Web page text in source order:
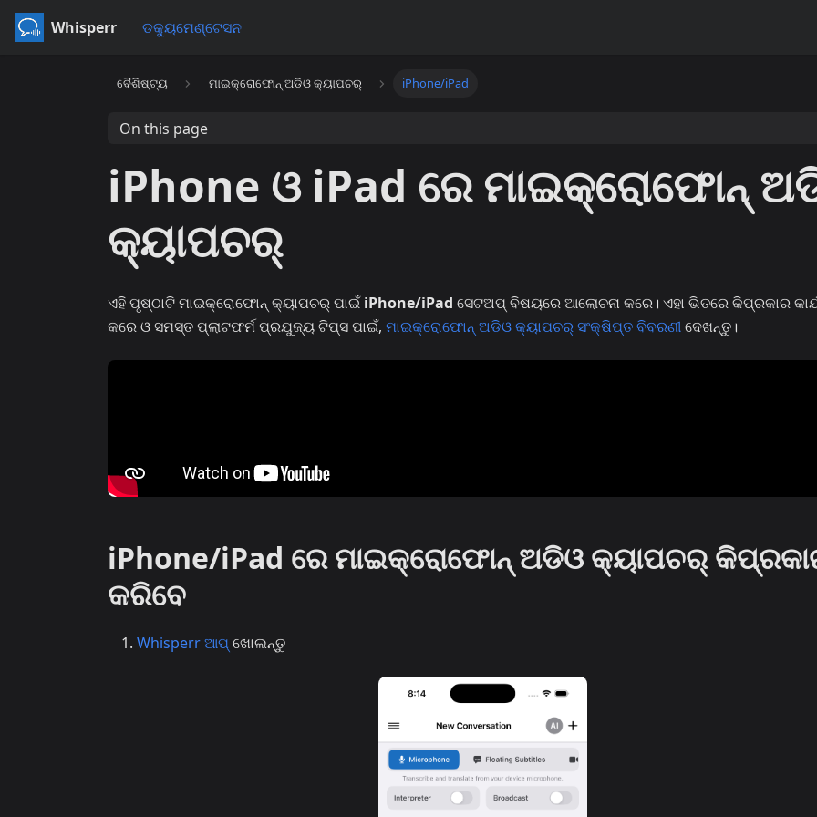
Whisperr ଡକ୍ୟୁମେଣ୍ଟେସନ
ବୈଶିଷ୍ଟ୍ୟ ମାଇକ୍ରୋଫୋନ୍ ଅଡିଓ କ୍ୟାପଚର୍ iPhone/iPad
On this page
iPhone ଓ iPad ରେ ମାଇକ୍ରୋଫୋନ୍
କ୍ୟାପଚର୍
ଏହି ପୃଷ୍ଠାଟି ମାଇକ୍ରୋଫୋନ୍ କ୍ୟାପଚର୍ ପାଇଁiPhone/iPad ସେଟଅପ୍ ବିଷୟରେ ଆଲୋଚନା କରେ। ଏହା ଭିତରେ କିପ୍ରକାର
କରେ ଓ ସମସ୍ତ ପ୍ଲାଟଫର୍ମ ପ୍ରଯୁଜ୍ୟ ଟିପ୍ସ ପାଇଁ, ମାଇକ୍ରୋଫୋନ୍ ଅଡିଓ କ୍ୟାପଚର୍ ସଂକ୍ଷିପ୍ତ ବିବରଣୀଦେଖନ୍ତୁ।
iPhone/iPad ରେ ମାଇକ୍ରୋଫୋନ୍ ଅଡିଓ କ୍ୟାପଚର୍
କରିବେ
Whisperr ଆପ୍ଖୋଲନ୍ତୁ